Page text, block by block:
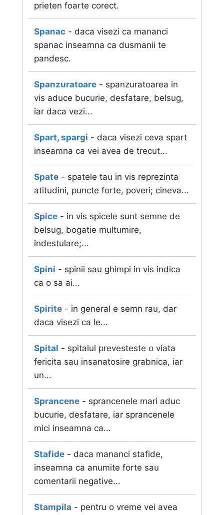
prieten foarte corect.
Spanac - daca visezi ca mananci
spanac inseamna ca dusmanii te
pandesc.
Spanzuratoare - spanzuratoarea in
vis aduce bucurie, desfatare, belsug,
iar daca vezi...
Spart, spargi - daca visezi ceva spart
inseamna ca vei avea de trecut...
Spate - spatele tau in vis reprezinta
atitudini, puncte forte, poveri; cineva...
Spice - in vis spicele sunt semne de
belsug, bogatie multumire,
indestulare;...
Spini - spinii sau ghimpi in vis indica
ca o sa ai...
Spirite - in general e semn rau, dar
daca visezi ca le...
Spital - spitalul prevesteste o viata
fericita sau insanatosire grabnica, iar
un...
Sprancene - sprancenele mari aduc
bucurie, desfatare, iar sprancenele
mici inseamna ca...
Stafide - daca mananci stafide,
inseamna ca anumite forte sau
comentarii negative...
Stampila - pentru o vreme vei avea